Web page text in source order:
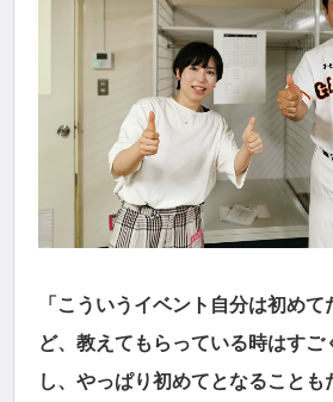
「こういうイベント自分は初め
ど、教えてもらっている時はすご
し、やっぱり初めてとなることも